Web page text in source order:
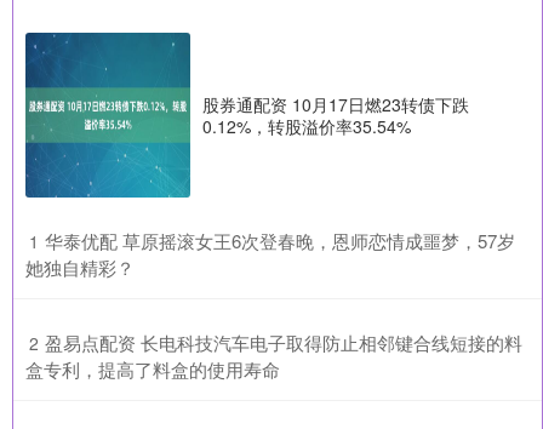
股券通配资 10月17日燃23转债下跌
0.12%，转股溢价率35.54%
1 ​华泰优配 草原摇滚女王6次登春晚，恩师恋情成噩梦，57岁
她独自精彩？
2 ​盈易点配资 长电科技汽车电子取得防止相邻键合线短接的料
盒专利，提高了料盒的使用寿命